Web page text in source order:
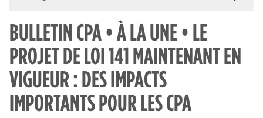
BULLETIN CPA • À LA UNE • LE
PROJET DE LOI 141 MAINTENANT EN
VIGUEUR : DES IMPACTS
IMPORTANTS POUR LES CPA